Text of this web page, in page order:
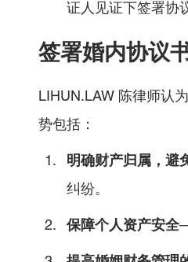
证人见证下签署协
签署婚内协议
LIHUN.LAW 陈律师认
势包括：
明确财产归属，避
纠纷。
保障个人资产安全